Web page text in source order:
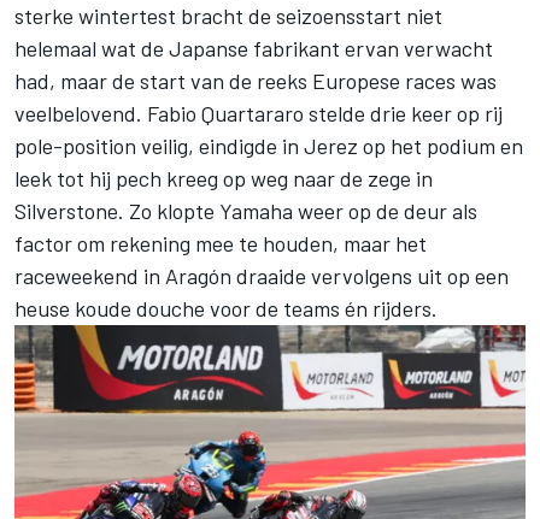
sterke wintertest bracht de seizoensstart niet
helemaal wat de Japanse fabrikant ervan verwacht
had, maar de start van de reeks Europese races was
veelbelovend. Fabio Quartararo stelde drie keer op rij
pole-position veilig, eindigde in Jerez op het podium en
leek tot hij pech kreeg op weg naar de zege in
Silverstone. Zo klopte Yamaha weer op de deur als
factor om rekening mee te houden, maar het
raceweekend in Aragón draaide vervolgens uit op een
heuse koude douche voor de teams én rijders.